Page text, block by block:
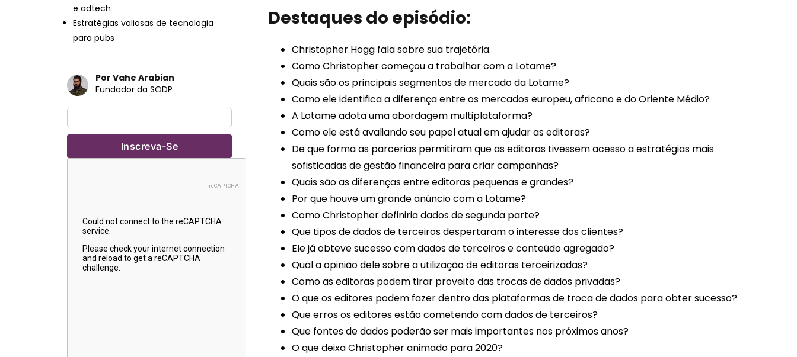
e adtech
Estratégias valiosas de tecnologia
para pubs
Por Vahe Arabian
Fundador da SODP
Destaques do episódio:
Christopher Hogg fala sobre sua trajetória.
Como Christopher começou a trabalhar com a Lotame?
Quais são os principais segmentos de mercado da Lotame?
Como ele identifica a diferença entre os mercados europeu, africano e do Oriente Médio?
A Lotame adota uma abordagem multiplataforma?
Como ele está avaliando seu papel atual em ajudar as editoras?
De que forma as parcerias permitiram que as editoras tivessem acesso a estratégias mais
sofisticadas de gestão financeira para criar campanhas?
Quais são as diferenças entre editoras pequenas e grandes?
Por que houve um grande anúncio com a Lotame?
Como Christopher definiria dados de segunda parte?
Que tipos de dados de terceiros despertaram o interesse dos clientes?
Ele já obteve sucesso com dados de terceiros e conteúdo agregado?
Qual a opinião dele sobre a utilização de editoras terceirizadas?
Como as editoras podem tirar proveito das trocas de dados privadas?
O que os editores podem fazer dentro das plataformas de troca de dados para obter sucesso?
Que erros os editores estão cometendo com dados de terceiros?
Que fontes de dados poderão ser mais importantes nos próximos anos?
O que deixa Christopher animado para 2020?